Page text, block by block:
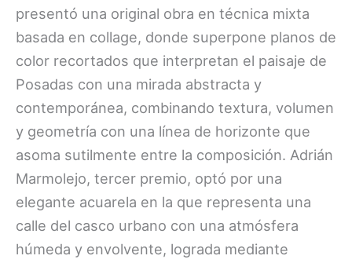
presentó una original obra en técnica mixta
basada en collage, donde superpone planos de
color recortados que interpretan el paisaje de
Posadas con una mirada abstracta y
contemporánea, combinando textura, volumen
y geometría con una línea de horizonte que
asoma sutilmente entre la composición. Adrián
Marmolejo, tercer premio, optó por una
elegante acuarela en la que representa una
calle del casco urbano con una atmósfera
húmeda y envolvente, lograda mediante